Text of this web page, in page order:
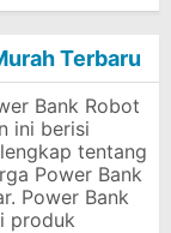
Terbaru
Bank Robot
ini berisi
tentang
Power Bank
Power Bank
produk